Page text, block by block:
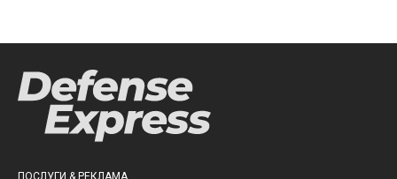
ПОСЛУГИ & РЕКЛАМА